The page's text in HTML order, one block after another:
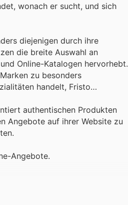
wonach er sucht, und sich
diejenigen durch ihre
die breite Auswahl an
Online-Katalogen hervorhebt.
zu besonders
handelt, Fristo
authentischen Produkten
Angebote auf ihrer Website zu
Angebote.